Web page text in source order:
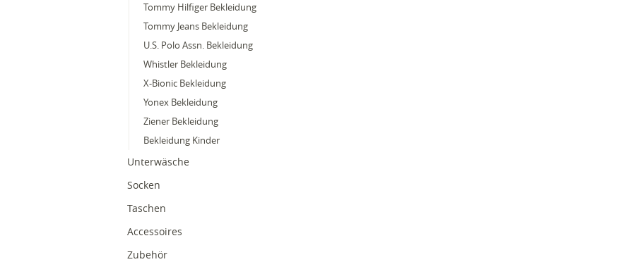
Tommy Hilfiger Bekleidung
Tommy Jeans Bekleidung
U.S. Polo Assn. Bekleidung
Whistler Bekleidung
X-Bionic Bekleidung
Yonex Bekleidung
Ziener Bekleidung
Bekleidung Kinder
Unterwäsche
Socken
Taschen
Accessoires
Zubehör